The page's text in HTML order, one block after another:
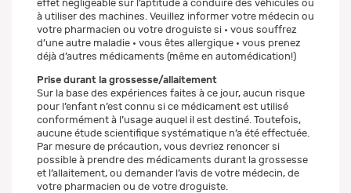
effet négligeable sur l’aptitude à conduire des véhicules ou
à utiliser des machines. Veuillez informer votre médecin ou
votre pharmacien ou votre droguiste si • vous souffrez
d’une autre maladie • vous êtes allergique • vous prenez
déjà d’autres médicaments (même en automédication!)
Prise durant la grossesse/allaitement
Sur la base des expériences faites à ce jour, aucun risque
pour l’enfant n’est connu si ce médicament est utilisé
conformément à l’usage auquel il est destiné. Toutefois,
aucune étude scientifique systématique n’a été effectuée.
Par mesure de précaution, vous devriez renoncer si
possible à prendre des médicaments durant la grossesse
et l’allaitement, ou demander l’avis de votre médecin, de
votre pharmacien ou de votre droguiste.